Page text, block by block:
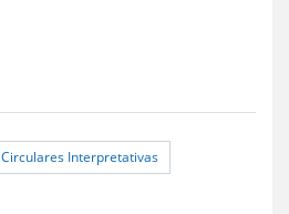
Circulares Interpretativas